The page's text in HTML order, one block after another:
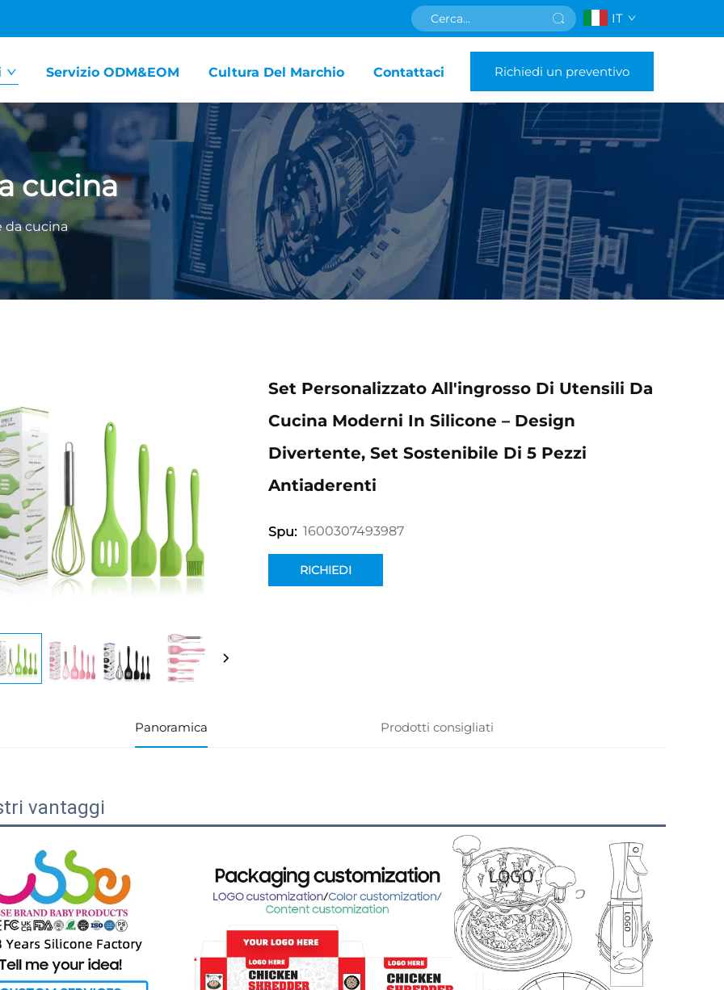
IT
Servizio ODM&EOM Cultura Del Marchio Contattaci Richiedi un preventivo
cucina
da cucina
Set Personalizzato All'ingrosso Di Utensili Da
Cucina Moderni In Silicone – Design
Divertente, Set Sostenibile Di 5 Pezzi
Antiaderenti
Spu: 1600307493987
RICHIEDI
Panoramica Prodotti consigliati
vantaggi